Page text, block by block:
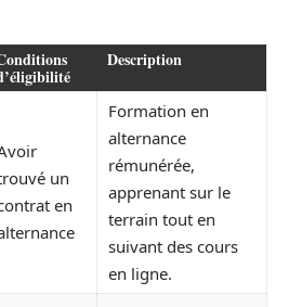
Description
un
en
Formation en
alternance
rémunérée,
apprenant sur le
terrain tout en
suivant des cours
en ligne.